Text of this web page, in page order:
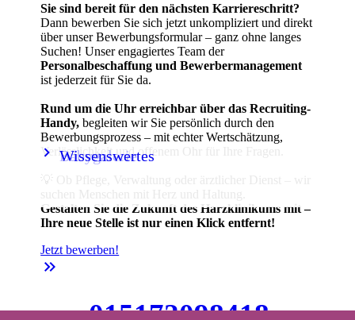
keyboard_arrow_right Babygalerie
keyboard_arrow_right Wissenswertes
Sie sind bereit für den nächsten Karriereschritt?
Dann bewerben Sie sich jetzt unkompliziert und direkt
über unser Bewerbungsformular – ganz ohne langes
Suchen! Unser engagiertes Team der
Personalbeschaffung und Bewerbermanagement
ist jederzeit für Sie da.
Rund um die Uhr erreichbar über das Recruiting-
Handy, begleiten wir Sie persönlich durch den
Bewerbungsprozess – mit echter Wertschätzung,
Verlässlichkeit und offenem Ohr für Ihre Fragen.
Gestalten Sie die Zukunft des Harzklinikums mit –
Ihre neue Stelle ist nur einen Klick entfernt!
Jetzt bewerben!
keyboard_double_arrow_right